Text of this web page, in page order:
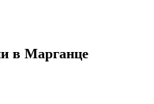
в Марганце